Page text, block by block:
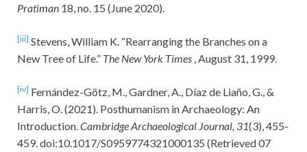
Pratiman 18, no. 15 (June 2020).
[iii] Stevens, William K. “Rearranging the Branches on a
New Tree of Life.” The New York Times , August 31, 1999.
[iv] Fernández-Götz, M., Gardner, A., Díaz de Liaño, G., &
Harris, O. (2021). Posthumanism in Archaeology: An
Introduction.Cambridge Archaeological Journal, 31(3), 455-
459. doi:10.1017/S0959774321000135 (Retrieved 07